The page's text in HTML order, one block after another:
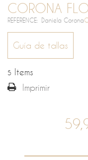
CORONA
REFERENCE: Daniela Corona
Guía de tallas
5
Items
Imprimir